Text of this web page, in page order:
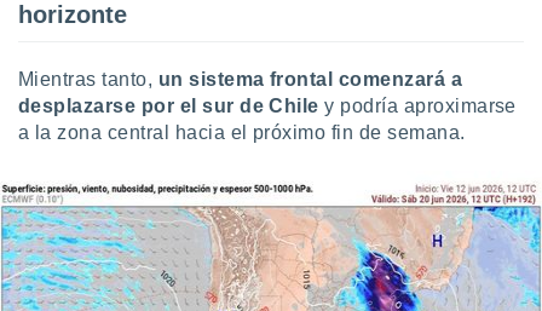
horizonte
Mientras tanto, un sistema frontal comenzará a
desplazarse por el sur de Chile y podría aproximarse
a la zona central hacia el próximo fin de semana.